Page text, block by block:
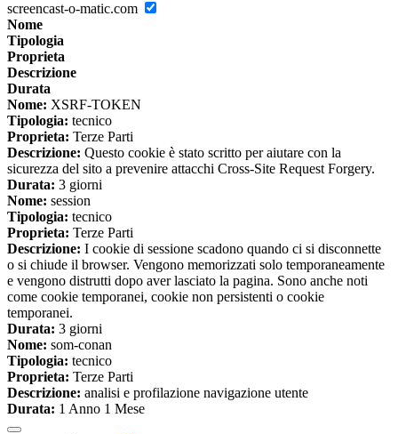
screencast-o-matic.com
Nome
Tipologia
Proprieta
Descrizione
Durata
Nome: XSRF-TOKEN
Tipologia: tecnico
Proprieta: Terze Parti
Descrizione: Questo cookie è stato scritto per aiutare con la
sicurezza del sito a prevenire attacchi Cross-Site Request Forgery.
Durata: 3 giorni
Nome: session
Tipologia: tecnico
Proprieta: Terze Parti
Descrizione: I cookie di sessione scadono quando ci si disconnette
o si chiude il browser. Vengono memorizzati solo temporaneamente
e vengono distrutti dopo aver lasciato la pagina. Sono anche noti
come cookie temporanei, cookie non persistenti o cookie
temporanei.
Durata: 3 giorni
Nome: som-conan
Tipologia: tecnico
Proprieta: Terze Parti
Descrizione: analisi e profilazione navigazione utente
Durata: 1 Anno 1 Mese